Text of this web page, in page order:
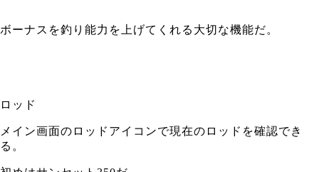
ボーナスを釣り能力を上げてくれる大切な機能だ。
ロッド
メイン画面のロッドアイコンで現在のロッドを確認でき
る。